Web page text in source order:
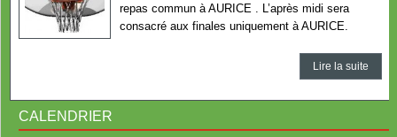
repas commun à AURICE . L’après midi sera
consacré aux finales uniquement à AURICE.
Lire la suite
CALENDRIER